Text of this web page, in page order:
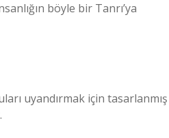
böyle bir Tanrı’ya
uyandırmak için tasarlanmış